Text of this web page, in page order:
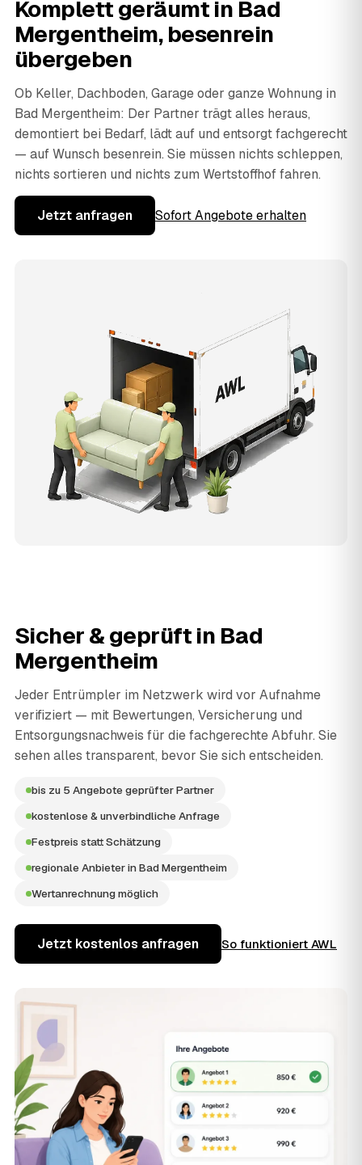
Komplett geräumt in Bad
Mergentheim, besenrein
übergeben
Ob Keller, Dachboden, Garage oder ganze Wohnung in
Bad Mergentheim: Der Partner trägt alles heraus,
demontiert bei Bedarf, lädt auf und entsorgt fachgerecht
— auf Wunsch besenrein. Sie müssen nichts schleppen,
nichts sortieren und nichts zum Wertstoffhof fahren.
Jetzt anfragen Sofort Angebote erhalten
Sicher & geprüft in Bad
Mergentheim
Jeder Entrümpler im Netzwerk wird vor Aufnahme
verifiziert — mit Bewertungen, Versicherung und
Entsorgungsnachweis für die fachgerechte Abfuhr. Sie
sehen alles transparent, bevor Sie sich entscheiden.
bis zu 5 Angebote geprüfter Partner
kostenlose & unverbindliche Anfrage
Festpreis statt Schätzung
regionale Anbieter in Bad Mergentheim
Wertanrechnung möglich
Jetzt kostenlos anfragen So funktioniert AWL